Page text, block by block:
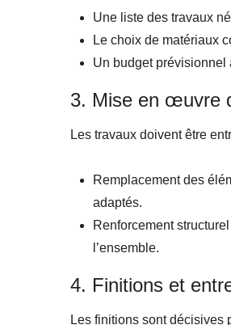
Une liste des travaux
Le choix de matériaux
Un budget prévisionnel
3. Mise en œuvre
Les travaux doivent être
Remplacement des
adaptés.
Renforcement
l’ensemble.
4. Finitions et
Les finitions sont décisives